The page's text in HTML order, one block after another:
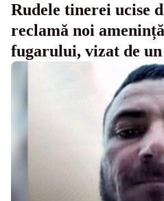
Rudele tinerei ucise
reclamă noi
fugarului, vizat de